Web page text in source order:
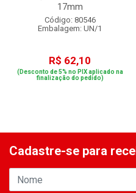
17mm
Código: 80546
Embalagem: UN/1
R$ 62,10
(Desconto de 5% no PIX aplicado na
finalização do pedido)
Cadastre-se para